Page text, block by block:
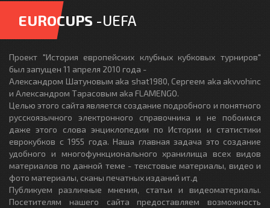
EUROCUPS -UEFA
Проект "История европейских клубных кубковых турниров"
был запущен 11 апреля 2010 года -
Александром Шатуновым aka shat1980, Сергеем aka akvvohinc
и Александром Тарасовым aka FLAMENGO.
Целью этого сайта является создание подробного и понятного
русскоязычного электронного справочника и не побоимся
даже этого слова энциклопедии по Истории и статистики
еврокубков с 1955 года. Наша главная задача это создание
удобного и многофункционального хранилища всех видов
материалов по данной теме - текстовые материалы, видео и
фото материалы, сканы печатных изданий ит.д
Публикуем различные мнения, статьи и видеоматериалы.
Посетителям нашего сайта предоставляем возможность